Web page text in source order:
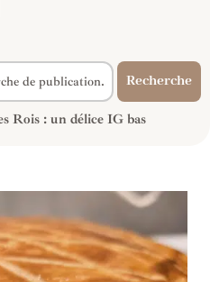
Recherche
Rois : un délice IG bas